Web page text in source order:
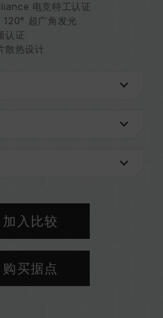
电竞特工认证
超广角发光
认证
散热设计
降低功耗与发热
可至
进一步了
容量、频率、品牌、型号的内
的内存皆通过兼容性测试配对而
同套装的内存，将可能导致系统
加入比较
购买据点